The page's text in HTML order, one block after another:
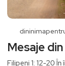
Mesaje
Filipeni 1: 12-20